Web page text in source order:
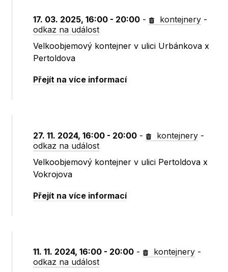
17. 03. 2025, 16:00 - 20:00 - kontejnery -
odkaz na událost
Velkoobjemový kontejner v ulici Urbánkova x
Pertoldova
Přejít na více informací
27. 11. 2024, 16:00 - 20:00 - kontejnery -
odkaz na událost
Velkoobjemový kontejner v ulici Pertoldova x
Vokrojova
Přejít na více informací
11. 11. 2024, 16:00 - 20:00 - kontejnery -
odkaz na událost